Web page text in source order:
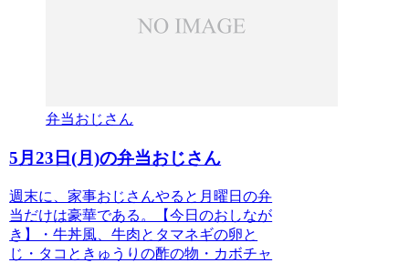
弁当おじさん
5月23日(月)の弁当おじさん
週末に、家事おじさんやると月曜日の弁
当だけは豪華である。【今日のおしなが
き】・牛丼風、牛肉とタマネギの卵と
じ・タコときゅうりの酢の物・カボチャ